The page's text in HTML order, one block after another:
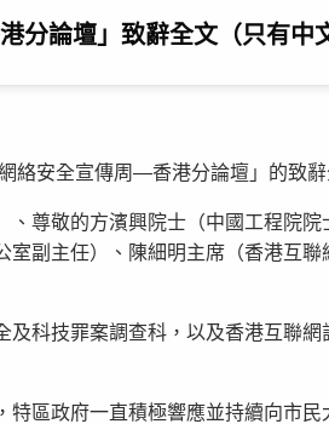
分論壇」致辭全文（只有中
絡安全宣傳周—香港分論壇」的致辭
尊敬的方濱興院士（中國工程院
副主任）、陳細明主席（香港互
科技罪案調查科，以及香港互聯
區政府一直積極響應並持續向市